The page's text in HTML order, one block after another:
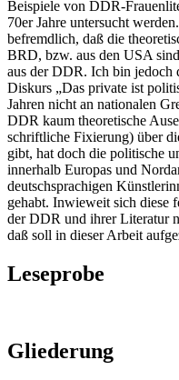
Beispiele von DDR-
70er Jahre untersucht
befremdlich, daß die
BRD, bzw. aus den USA
aus der DDR. Ich bin jedoch
Diskurs „Das private ist
Jahren nicht an nationalen
DDR kaum theoretische
schriftliche Fixierung) über
gibt, hat doch die politische
innerhalb Europas und
deutschsprachigen
gehabt. Inwieweit sich diese
der DDR und ihrer Literatur
daß soll in dieser Arbeit
Leseprobe
Gliederung